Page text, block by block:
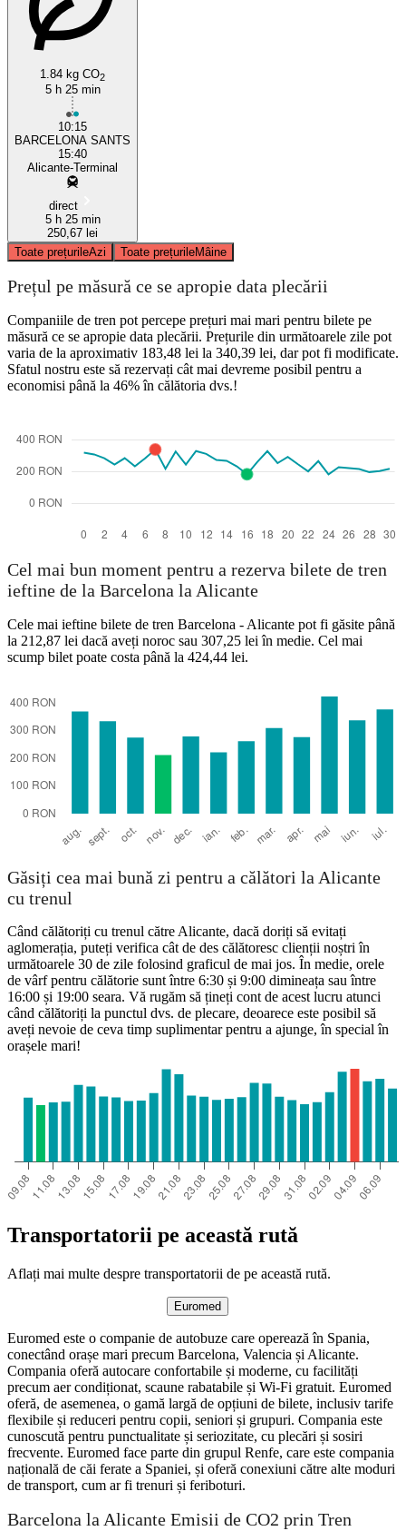
1.84 kg CO2
5 h 25 min
10:15
BARCELONA SANTS
15:40
Alicante-Terminal
direct
5 h 25 min
250,67 lei
Toate prețurileAzi Toate prețurileMâine
Prețul pe măsură ce se apropie data plecării
Companiile de tren pot percepe prețuri mai mari pentru bilete pe
măsură ce se apropie data plecării. Prețurile din următoarele zile pot
varia de la aproximativ 183,48 lei la 340,39 lei, dar pot fi modificate.
Sfatul nostru este să rezervați cât mai devreme posibil pentru a
economisi până la 46% în călătoria dvs.!
Cel mai bun moment pentru a rezerva bilete de tren
ieftine de la Barcelona la Alicante
Cele mai ieftine bilete de tren Barcelona - Alicante pot fi găsite până
la 212,87 lei dacă aveți noroc sau 307,25 lei în medie. Cel mai
scump bilet poate costa până la 424,44 lei.
Găsiți cea mai bună zi pentru a călători la Alicante
cu trenul
Când călătoriți cu trenul către Alicante, dacă doriți să evitați
aglomerația, puteți verifica cât de des călătoresc clienții noștri în
următoarele 30 de zile folosind graficul de mai jos. În medie, orele
de vârf pentru călătorie sunt între 6:30 și 9:00 dimineața sau între
16:00 și 19:00 seara. Vă rugăm să țineți cont de acest lucru atunci
când călătoriți la punctul dvs. de plecare, deoarece este posibil să
aveți nevoie de ceva timp suplimentar pentru a ajunge, în special în
orașele mari!
Transportatorii pe această rută
Aflați mai multe despre transportatorii de pe această rută.
Euromed
Euromed este o companie de autobuze care operează în Spania,
conectând orașe mari precum Barcelona, Valencia și Alicante.
Compania oferă autocare confortabile și moderne, cu facilități
precum aer condiționat, scaune rabatabile și Wi-Fi gratuit. Euromed
oferă, de asemenea, o gamă largă de opțiuni de bilete, inclusiv tarife
flexibile și reduceri pentru copii, seniori și grupuri. Compania este
cunoscută pentru punctualitate și seriozitate, cu plecări și sosiri
frecvente. Euromed face parte din grupul Renfe, care este compania
națională de căi ferate a Spaniei, și oferă conexiuni către alte moduri
de transport, cum ar fi trenuri și feriboturi.
Barcelona la Alicante Emisii de CO2 prin Tren